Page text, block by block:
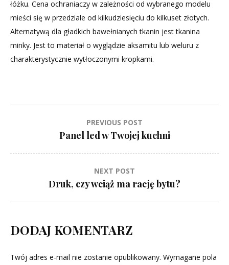
łóżku. Cena ochraniaczy w zależności od wybranego modelu
mieści się w przedziale od kilkudziesięciu do kilkuset złotych.
Alternatywą dla gładkich bawełnianych tkanin jest tkanina
minky. Jest to materiał o wyglądzie aksamitu lub weluru z
charakterystycznie wytłoczonymi kropkami.
PREVIOUS POST
Panel led w Twojej kuchni
NEXT POST
Druk, czy wciąż ma rację bytu?
DODAJ KOMENTARZ
Twój adres e-mail nie zostanie opublikowany. Wymagane pola